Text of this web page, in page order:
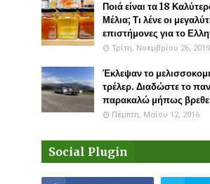
Ποιά είναι τα 18
Μέλια; Τι λένε οι
επιστήμονες για το
Τρίτη, Νοεμβρίου 26, 2019
Έκλεψαν το
τρέλερ. Διαδώστε το
παρακαλώ μήπως
Πέμπτη, Μαΐου 12, 2016
Social Plugin